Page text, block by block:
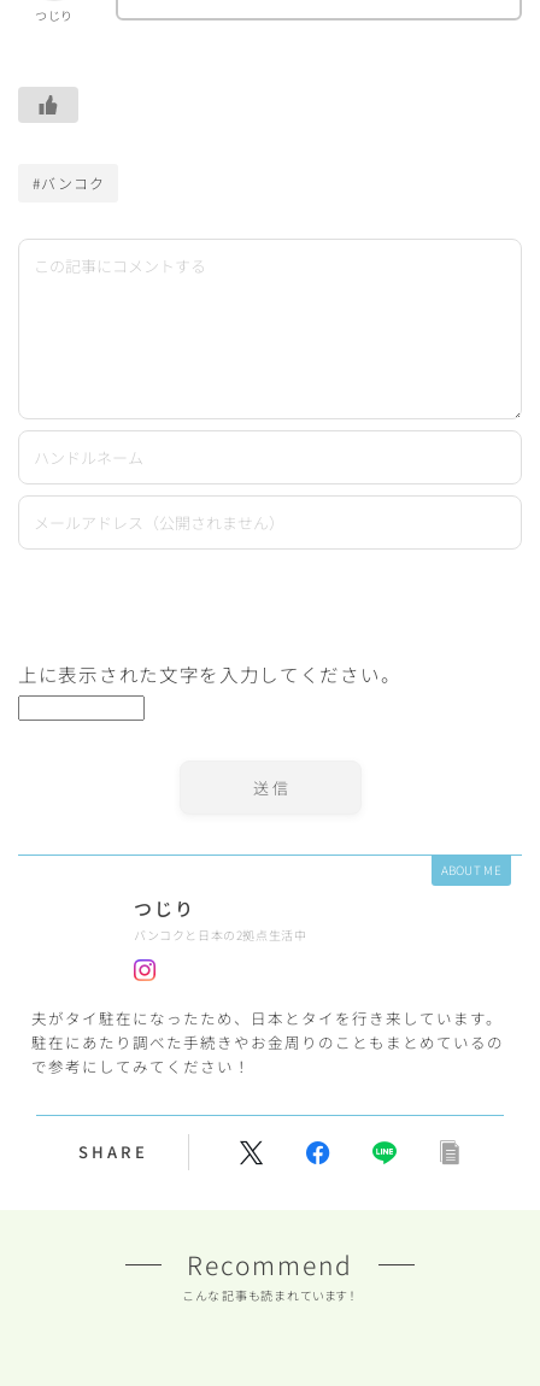
つじり
#バンコク
上に表示された文字を入力してください。
ABOUT ME
つじり
バンコクと日本の2拠点生活中
夫がタイ駐在になったため、日本とタイを行き来しています。
駐在にあたり調べた手続きやお金周りのこともまとめているの
で参考にしてみてください！
SHARE
Recommend
こんな記事も読まれています！